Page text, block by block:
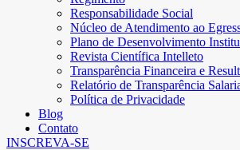
Responsabilidade Social
Núcleo de Atendimento ao
Plano de Desenvolvimento
Revista Científica Intelleto
Transparência Financeira e
Relatório de Transparência
Política de Privacidade
Blog
Contato
INSCREVA-SE